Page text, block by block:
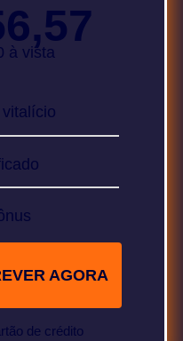
à vista
AGORA
de crédito